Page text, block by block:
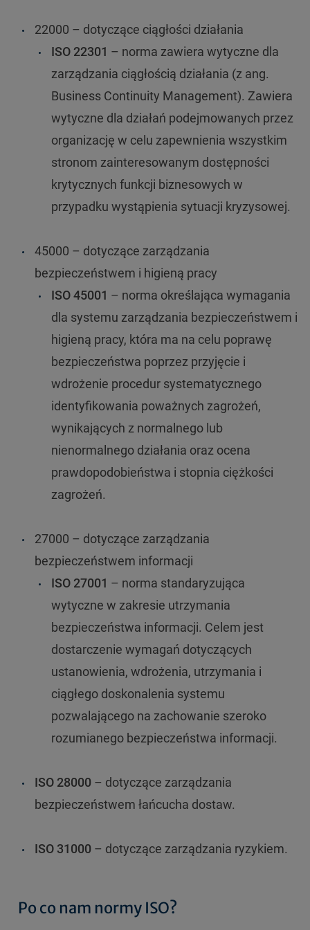
22000 – dotyczące ciągłości działania
ISO 22301 – norma zawiera wytyczne dla
zarządzania ciągłością działania (z ang.
Business Continuity Management). Zawiera
wytyczne dla działań podejmowanych przez
organizację w celu zapewnienia wszystkim
stronom zainteresowanym dostępności
krytycznych funkcji biznesowych w
przypadku wystąpienia sytuacji kryzysowej.
45000 – dotyczące zarządzania
bezpieczeństwem i higieną pracy
ISO 45001 – norma określająca wymagania
dla systemu zarządzania bezpieczeństwem i
higieną pracy, która ma na celu poprawę
bezpieczeństwa poprzez przyjęcie i
wdrożenie procedur systematycznego
identyfikowania poważnych zagrożeń,
wynikających z normalnego lub
nienormalnego działania oraz ocena
prawdopodobieństwa i stopnia ciężkości
zagrożeń.
27000 – dotyczące zarządzania
bezpieczeństwem informacji
ISO 27001 – norma standaryzująca
wytyczne w zakresie utrzymania
bezpieczeństwa informacji. Celem jest
dostarczenie wymagań dotyczących
ustanowienia, wdrożenia, utrzymania i
ciągłego doskonalenia systemu
pozwalającego na zachowanie szeroko
rozumianego bezpieczeństwa informacji.
ISO 28000 – dotyczące zarządzania
bezpieczeństwem łańcucha dostaw.
ISO 31000 – dotyczące zarządzania ryzykiem.
Po co nam normy ISO?